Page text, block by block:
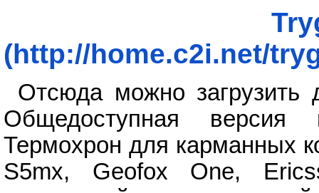
(http://home.c2i.net/
Отсюда можно
Общедоступная версия
Термохрон для карманных
S5mx, Geofox One,